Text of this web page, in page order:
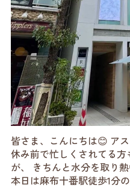
皆さま、こんにちは😊 ア
休み前で忙しくされてる
が、 きちんと水分を取り
本日は麻布十番駅徒歩1分